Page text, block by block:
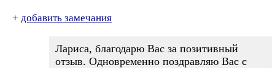
+ добавить замечания
Лариса, благодарю Вас за позитивный
отзыв. Одновременно поздравляю Вас с